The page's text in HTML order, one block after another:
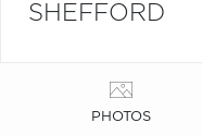
SHEFFORD
PHOTOS